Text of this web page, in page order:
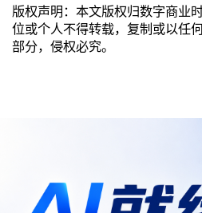
版权声明：本文版权归数字商业
位或个人不得转载，复制或以任
部分，侵权必究。